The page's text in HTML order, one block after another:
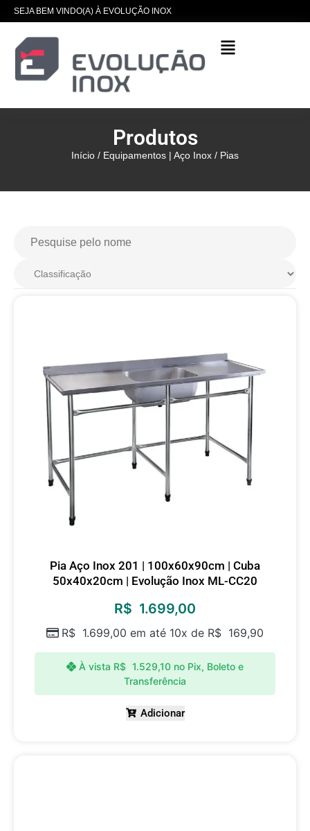
SEJA BEM VINDO(A) À EVOLUÇÃO INOX
Produtos
Início / Equipamentos | Aço Inox / Pias
Pia Aço Inox 201 | 100x60x90cm | Cuba
50x40x20cm | Evolução Inox ML-CC20
R$ 1.699,00
R$ 1.699,00 em até 10x de R$ 169,90
À vista R$ 1.529,10 no Pix, Boleto e
Transferência
Adicionar
Bandeja de Auto Atendimento